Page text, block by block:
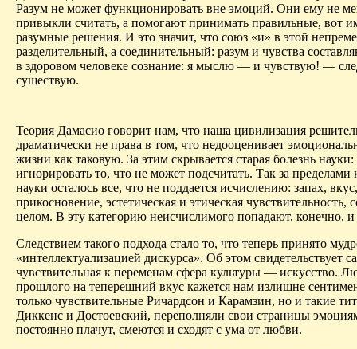
Разум не может функционировать вне эмоций. Они ему не
привыкли считать, а помогают принимать правильные, вот
разумные решения. И это значит, что союз «и» в этой
разделительный, а соединительный: разум и чувства
в здоровом человеке сознание: я мыслю — и чувствую! —
существую.
Теория Дамасио говорит нам, что наша цивилизация
драматически не права в том, что недооценивает
жизни как таковую. За этим скрывается старая болезнь
игнорировать то, что не может подсчитать. Так за пределами
науки осталось все, что не поддается исчислению: запах, вкус,
прикосновение, эстетическая и этическая чувствительность,
целом. В эту категорию неисчислимого попадают, конечно,
Следствием такого подхода стало то, что теперь принято
«интеллектуализацией дискурса». Об этом свидетельствует
чувствительная к переменам сфера культуры — искусство.
прошлого на теперешний вкус кажется нам излишне
только чувствительные Ричардсон и Карамзин, но и такие
Диккенс и Достоевский, переполняли свои страницы
постоянно плачут, смеются и сходят с ума от любви.